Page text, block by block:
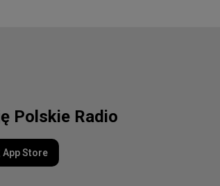
Polskie Radio
App Store